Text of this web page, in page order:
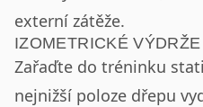
externí zátěže.
IZOMETRICKÉ VÝDRŽE
Zařaďte do tréninku
nejnižší poloze dřepu